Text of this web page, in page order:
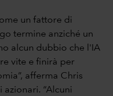
un fattore di
termine anziché un
alcun dubbio che l'IA
vite e finirà per
afferma Chris
“Alcuni